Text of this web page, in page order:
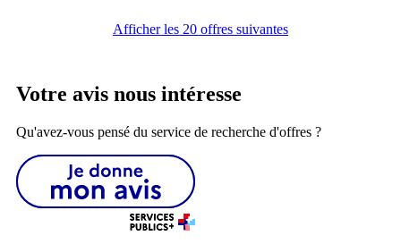
Afficher les 20 offres suivantes
Votre avis nous intéresse
Qu'avez-vous pensé du service de recherche d'offres ?